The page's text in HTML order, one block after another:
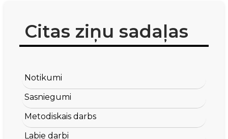
Citas ziņu sadaļas
Notikumi
Sasniegumi
Metodiskais darbs
Labie darbi